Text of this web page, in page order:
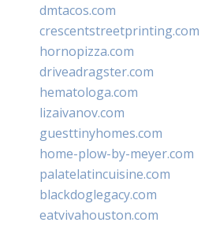
dmtacos.com
crescentstreetprinting.com
hornopizza.com
driveadragster.com
hematologa.com
lizaivanov.com
guesttinyhomes.com
home-plow-by-meyer.com
palatelatincuisine.com
blackdoglegacy.com
eatvivahouston.com